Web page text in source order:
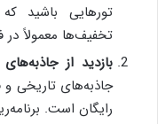
تورهایی باشید
تخفیف‌ها معمولاً
بازدید از
جاذبه‌های تاریخی و
رایگان است.